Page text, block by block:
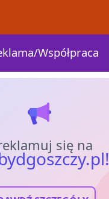
Współpraca
się na